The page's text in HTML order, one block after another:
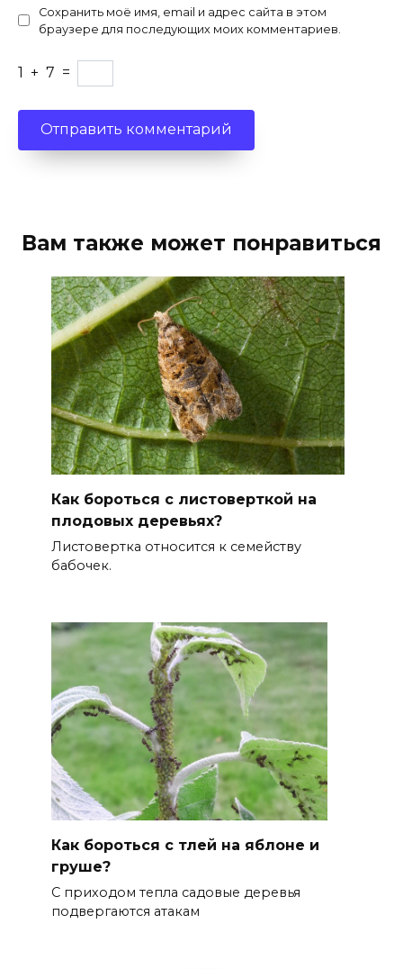
Сохранить моё имя, email и адрес сайта в этом
браузере для последующих моих комментариев.
1 + 7 =
Вам также может понравиться
Как бороться с листоверткой на
плодовых деревьях?
Листовертка относится к семейству
бабочек.
Как бороться с тлей на яблоне и
груше?
С приходом тепла садовые деревья
подвергаются атакам